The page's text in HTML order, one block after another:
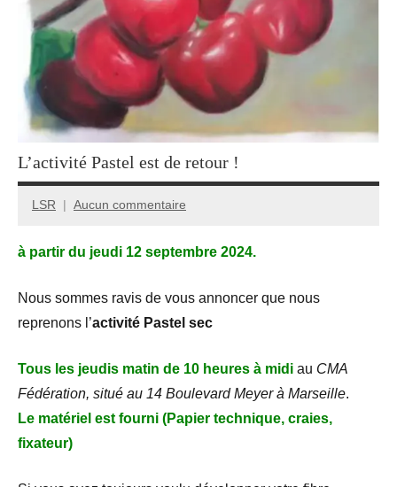
L’activité Pastel est de retour !
13
2023
LSR Aucun commentaire
à partir du jeudi 12 septembre 2024.
Nous sommes ravis de vous annoncer que nous
reprenons l’activité Pastel sec
Tous les jeudis matin de 10 heures à midi au CMA
Fédération, situé au 14 Boulevard Meyer à Marseille.
Le matériel est fourni (Papier technique, craies,
fixateur)